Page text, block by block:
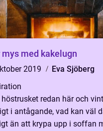
mys med kakelugn
2019
Eva Sjöberg
höstrusket redan här och
i antågande, vad kan väl
än att krypa upp i soffan